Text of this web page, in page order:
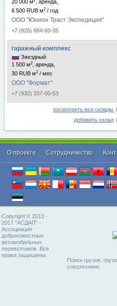
20 000 м
, аренда,
6 500 RUB м2 / год
ООО "Юнион Траст Экспедиция"
+7 (926) 684-80-05
гаражный комплекс
Звездный
1 500 м2
, аренда,
30 RUB м2 / мес
ООО "Формат"
+7 (932) 337-00-53
посмотреть все склады
добавить склад
О проекте Cотрудничество
Copyright © 2013 -
2017 "АСДАП" -
Ассоциация
добросовестных
автомобильных
перевозчиков. Все
права защищены.
Поиск грузов,
спецтехники.